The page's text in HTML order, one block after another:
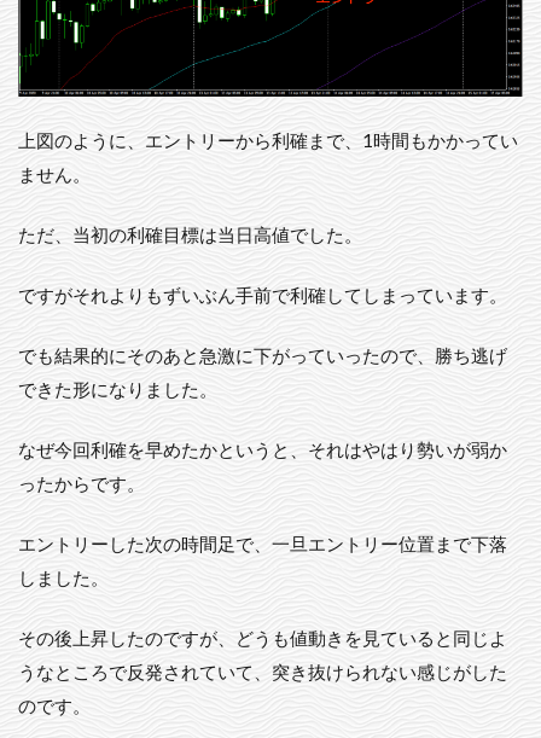
上図のように、エントリーから利確まで、1時間もかかってい
ません。
ただ、当初の利確目標は当日高値でした。
ですがそれよりもずいぶん手前で利確してしまっています。
でも結果的にそのあと急激に下がっていったので、勝ち逃げ
できた形になりました。
なぜ今回利確を早めたかというと、それはやはり勢いが弱か
ったからです。
エントリーした次の時間足で、一旦エントリー位置まで下落
しました。
その後上昇したのですが、どうも値動きを見ていると同じよ
うなところで反発されていて、突き抜けられない感じがした
のです。